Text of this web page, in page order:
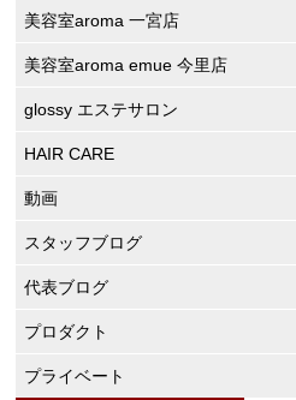
美容室aroma 一宮店
美容室aroma emue 今里店
glossy エステサロン
HAIR CARE
動画
スタッフブログ
代表ブログ
プロダクト
プライベート